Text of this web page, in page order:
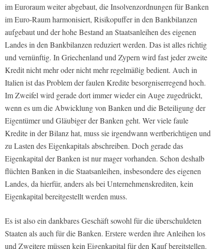
im Euroraum weiter abgebaut, die Insolvenzordnungen für Banken
im Euro-Raum harmonisiert, Risikopuffer in den Bankbilanzen
aufgebaut und der hohe Bestand an Staatsanleihen des eigenen
Landes in den Bankbilanzen reduziert werden. Das ist alles richtig
und vernünftig. In Griechenland und Zypern wird fast jeder zweite
Kredit nicht mehr oder nicht mehr regelmäßig bedient. Auch in
Italien ist das Problem der faulen Kredite besorgniserregend hoch.
Im Zweifel wird gerade dort immer wieder ein Auge zugedrückt,
wenn es um die Abwicklung von Banken und die Beteiligung der
Eigentümer und Gläubiger der Banken geht. Wer viele faule
Kredite in der Bilanz hat, muss sie irgendwann wertberichtigen und
zu Lasten des Eigenkapitals abschreiben. Doch gerade das
Eigenkapital der Banken ist nur mager vorhanden. Schon deshalb
flüchten Banken in die Staatsanleihen, insbesondere des eigenen
Landes, da hierfür, anders als bei Unternehmenskrediten, kein
Eigenkapital bereitgestellt werden muss.
Es ist also ein dankbares Geschäft sowohl für die überschuldeten
Staaten als auch für die Banken. Erstere werden ihre Anleihen los
und Zweitere müssen kein Eigenkapital für den Kauf bereitstellen.